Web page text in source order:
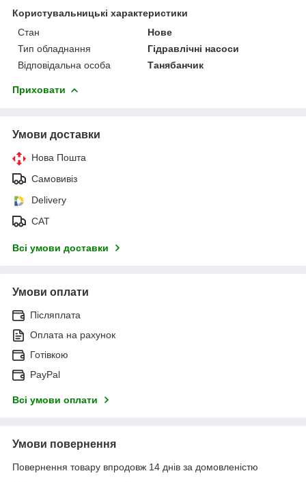
Користувальницькі характеристики
Стан
Нове
Тип обладнання
Гідравлічні насоси
Відповідальна особа
Танябанчик
Приховати
Умови доставки
Нова Пошта
Самовивіз
Delivery
САТ
Всі умови доставки
Умови оплати
Післяплата
Оплата на рахунок
Готівкою
PayPal
Всі умови оплати
Умови повернення
Повернення товару впродовж 14 днів за домовленістю